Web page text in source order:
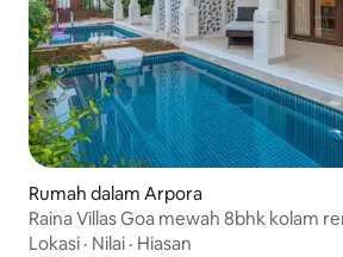
Rumah dalam Arpora
Raina Villas Goa mewah 8bhk kolam
Lokasi · Nilai · Hiasan